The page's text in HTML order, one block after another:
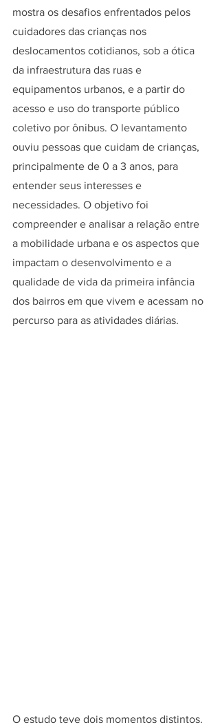
mostra os desafios enfrentados pelos
cuidadores das crianças nos
deslocamentos cotidianos, sob a ótica
da infraestrutura das ruas e
equipamentos urbanos, e a partir do
acesso e uso do transporte público
coletivo por ônibus. O levantamento
ouviu pessoas que cuidam de crianças,
principalmente de 0 a 3 anos, para
entender seus interesses e
necessidades. O objetivo foi
compreender e analisar a relação entre
a mobilidade urbana e os aspectos que
impactam o desenvolvimento e a
qualidade de vida da primeira infância
dos bairros em que vivem e acessam no
percurso para as atividades diárias.
O estudo teve dois momentos distintos.